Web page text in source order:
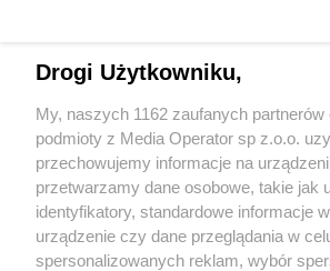
4 / 0
Wydawca mediów lokalnych
Drogi Użytkowniku,
My, naszych 1162 zaufanych partnerów
podmioty z Media Operator sp z.o.o.
przechowujemy informacje na
przetwarzamy dane osobowe, takie jak
identyfikatory, standardowe informacje
urządzenie czy dane przeglądania w
spersonalizowanych reklam, wybór